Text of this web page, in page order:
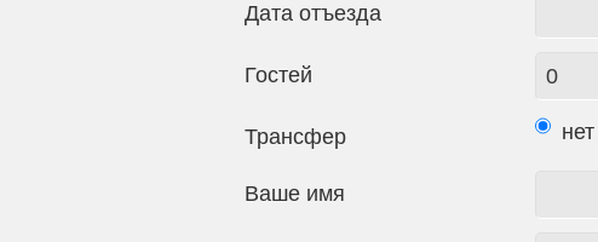
Дата отъезда
Гостей
Трансфер нет
Ваше имя